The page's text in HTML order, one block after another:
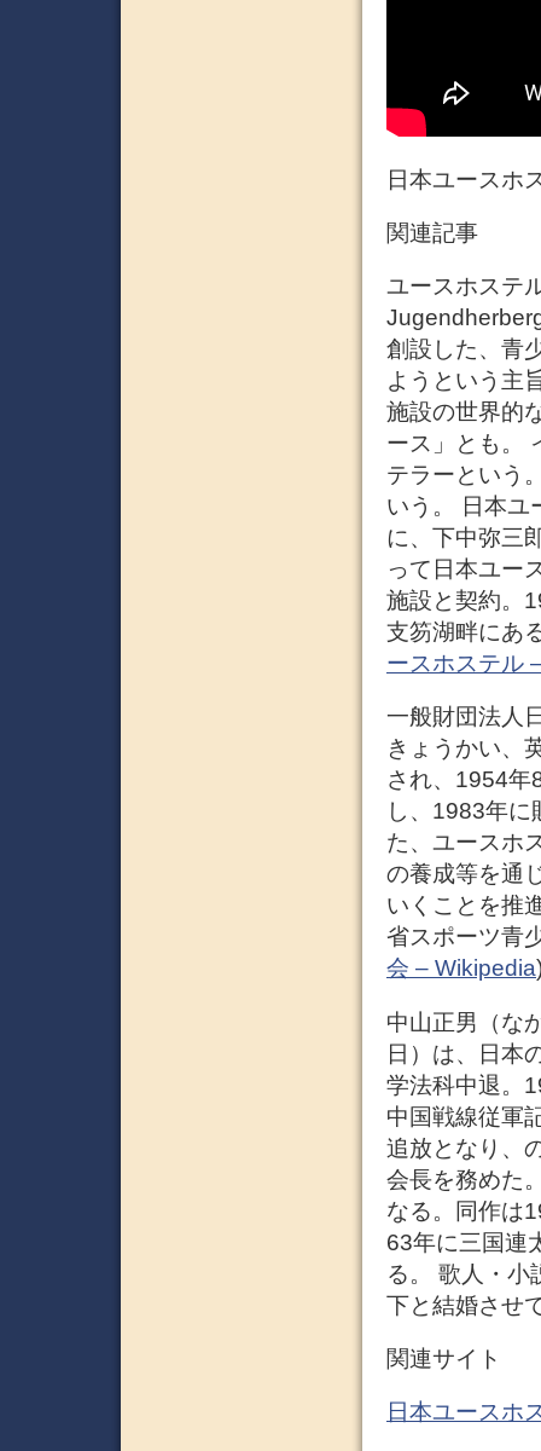
日本ユースホ
関連記事
ユースホステ
創設した、青
ようという主
施設の世界的
ース」とも。
テラーという
いう。 日本ユ
に、下中弥三
って日本ユー
施設と契約。
支笏湖畔にあ
ースホステル
一般財団法人
きょうかい、
され、1954年
し、1983年
た、ユースホ
の養成等を通
いくことを推
省スポーツ青
会 – Wikipedia
中山正男（な
日）は、日本
学法科中退。
中国戦線従軍
追放となり、
会長を務めた
なる。同作は
63年に三国連
る。 歌人・小
下と結婚させ
関連サイト
日本ユースホ